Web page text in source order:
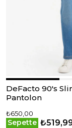
DeFacto 90's
Pantolon
₺650,00
Sepette